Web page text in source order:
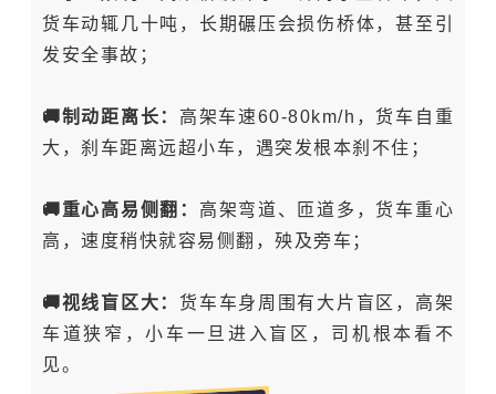
货车动辄几十吨，长期碾压会损伤桥体，甚至引
发安全事故；
🚚制动距离长： 高架车速60-80km/h，货车自重
大，刹车距离远超小车，遇突发根本刹不住；
🚚重心高易侧翻： 高架弯道、匝道多，货车重心
高，速度稍快就容易侧翻，殃及旁车；
🚚视线盲区大：货车车身周围有大片盲区，高架
车道狭窄，小车一旦进入盲区，司机根本看不
见。